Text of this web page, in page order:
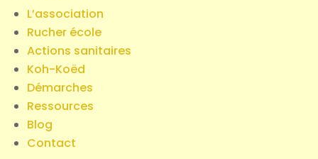
L’association
Rucher école
Actions sanitaires
Koh-Koëd
Démarches
Ressources
Blog
Contact